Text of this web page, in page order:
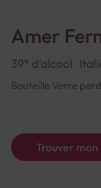
Amer
39° d'alcool
Bouteille Verre
Trouver mon